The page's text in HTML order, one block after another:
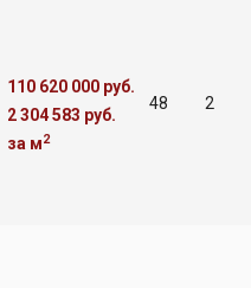
110 620 000 руб.
2 304 583 руб.
за м2
48 2